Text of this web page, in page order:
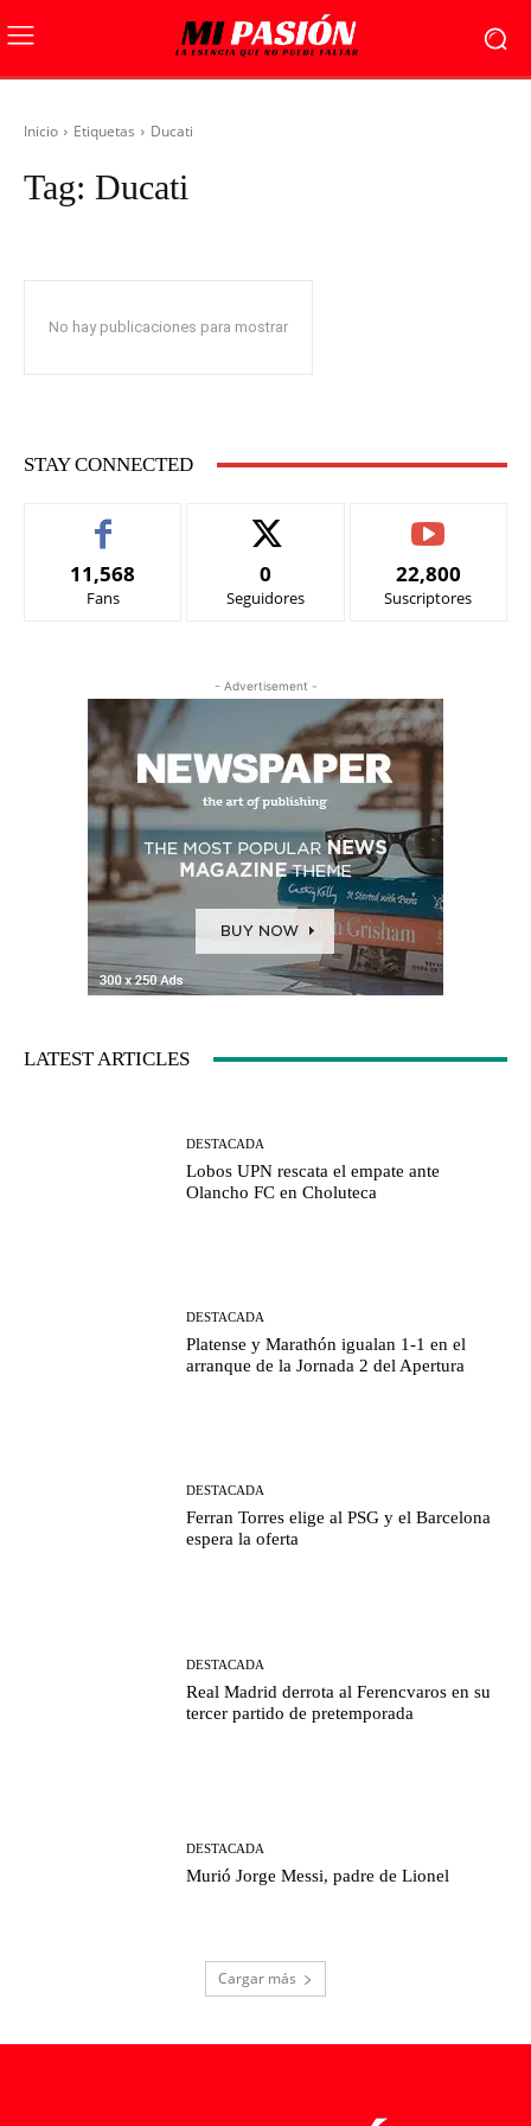
Inicio Etiquetas Ducati
Tag: Ducati
No hay publicaciones para mostrar
STAY CONNECTED
11,568
Fans
0
Seguidores
22,800
Suscriptores
- Advertisement -
LATEST ARTICLES
DESTACADA
Lobos UPN rescata el empate ante
Olancho FC en Choluteca
DESTACADA
Platense y Marathón igualan 1-1 en el
arranque de la Jornada 2 del Apertura
DESTACADA
Ferran Torres elige al PSG y el Barcelona
espera la oferta
DESTACADA
Real Madrid derrota al Ferencvaros en su
tercer partido de pretemporada
DESTACADA
Murió Jorge Messi, padre de Lionel
Cargar más